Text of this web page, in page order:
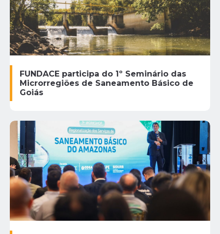
FUNDACE participa do 1º Seminário das
Microrregiões de Saneamento Básico de
Goiás